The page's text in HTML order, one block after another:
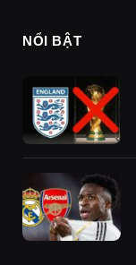
NỔI BẬT